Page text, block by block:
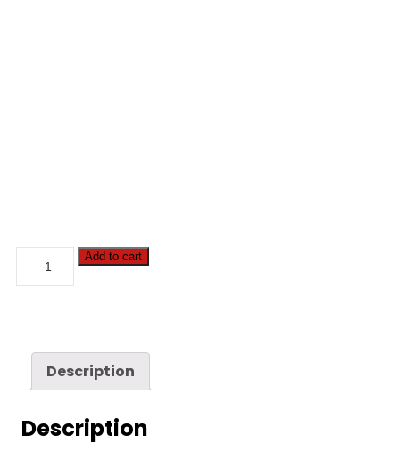
7
300hp
quantity
Add to cart
Description
Description